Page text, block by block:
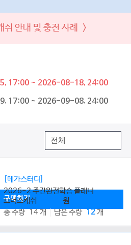
쉬 안내 및 충전 사례 >
17:00 ~ 2026-08-18, 24:00
17:00 ~ 2026-09-08, 24:00
[메가스터디]
2026-2 주간완전학습 플래너
보너스캐쉬
원
총 수량 14 개
남은 수량 12개
구매하기